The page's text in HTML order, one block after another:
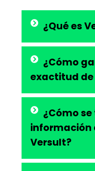
¿Qué es
¿Cómo
exactitud de
¿Cómo
información
Versult?